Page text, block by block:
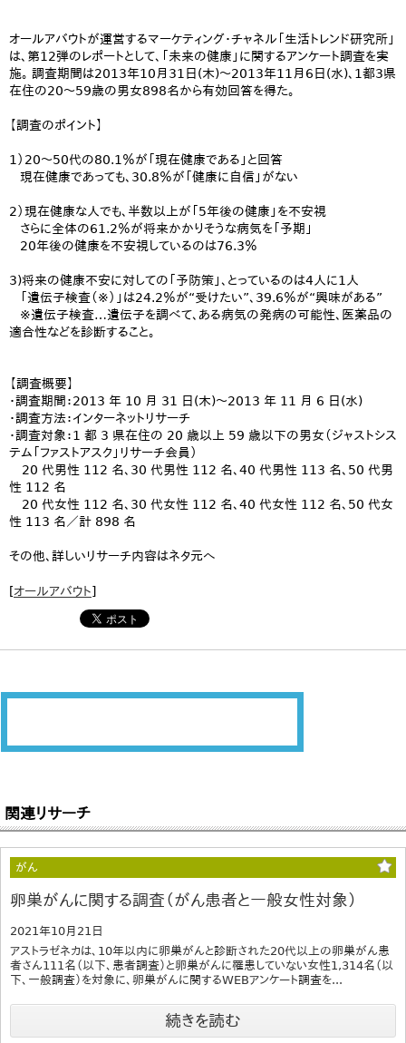
オールアバウトが運営するマーケティング・チャネル「生活トレンド研究所」
は、第12弾のレポートとして、「未来の健康」に関するアンケート調査を実
施。 調査期間は2013年10月31日(木)～2013年11月6日(水)、1都3県
在住の20～59歳の男女898名から有効回答を得た。
【調査のポイント】
1）20～50代の80.1％が「現在健康である」と回答
現在健康であっても、30.8％が「健康に自信」がない
2）現在健康な人でも、半数以上が「5年後の健康」を不安視
さらに全体の61.2％が将来かかりそうな病気を「予期」
20年後の健康を不安視しているのは76.3％
3)将来の健康不安に対しての「予防策」、とっているのは4人に1人
「遺伝子検査（※）」は24.2％が“受けたい”、39.6％が“興味がある”
※遺伝子検査…遺伝子を調べて、ある病気の発病の可能性、医薬品の
適合性などを診断すること。
【調査概要】
・調査期間：2013 年 10 月 31 日(木)～2013 年 11 月 6 日(水)
・調査方法：インターネットリサーチ
・調査対象：1 都 3 県在住の 20 歳以上 59 歳以下の男女（ジャストシス
テム「ファストアスク」リサーチ会員）
20 代男性 112 名、30 代男性 112 名、40 代男性 113 名、50 代男
性 112 名
20 代女性 112 名、30 代女性 112 名、40 代女性 112 名、50 代女
性 113 名／計 898 名
その他、詳しいリサーチ内容はネタ元へ
[オールアバウト]
関連リサーチ
がん
卵巣がんに関する調査（がん患者と一般女性対象）
2021年10月21日
アストラゼネカは、10年以内に卵巣がんと診断された20代以上の卵巣がん患
者さん111名（以下、患者調査）と卵巣がんに罹患していない女性1,314名（以
下、一般調査）を対象に、卵巣がんに関するWEBアンケート調査を...
続きを読む